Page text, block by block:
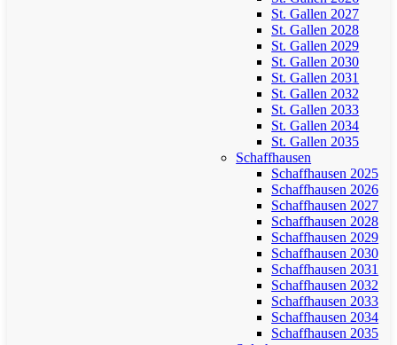
St. Gallen 2027
St. Gallen 2028
St. Gallen 2029
St. Gallen 2030
St. Gallen 2031
St. Gallen 2032
St. Gallen 2033
St. Gallen 2034
St. Gallen 2035
Schaffhausen
Schaffhausen 2025
Schaffhausen 2026
Schaffhausen 2027
Schaffhausen 2028
Schaffhausen 2029
Schaffhausen 2030
Schaffhausen 2031
Schaffhausen 2032
Schaffhausen 2033
Schaffhausen 2034
Schaffhausen 2035